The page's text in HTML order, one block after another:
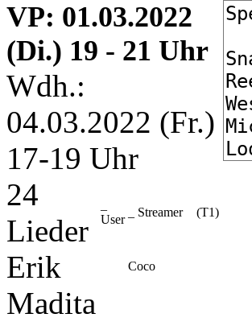
VP: 01.03.2022
(Di.) 19 - 21 Uhr
Wdh.:
04.03.2022 (Fr.)
17-19 Uhr
24
Lieder
User
_ Streamer (T1)
Erik Coco
Madita